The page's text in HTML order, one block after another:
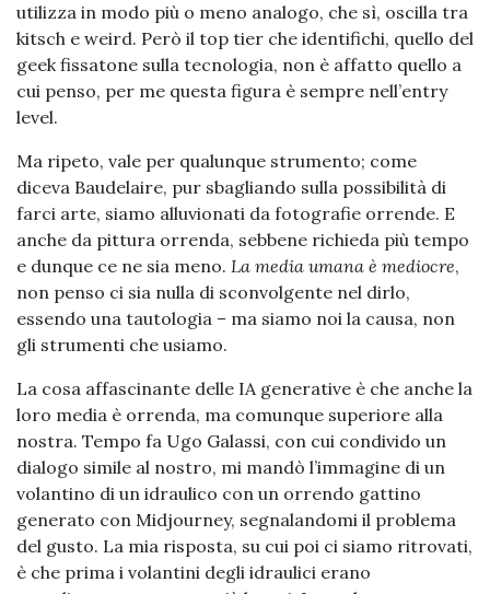
utilizza in modo più o meno analogo, che sì, oscilla tra
kitsch e weird. Però il top tier che identifichi, quello del
geek fissatone sulla tecnologia, non è affatto quello a
cui penso, per me questa figura è sempre nell’entry
level.
Ma ripeto, vale per qualunque strumento; come
diceva Baudelaire, pur sbagliando sulla possibilità di
farci arte, siamo alluvionati da fotografie orrende. E
anche da pittura orrenda, sebbene richieda più tempo
e dunque ce ne sia meno. La media umana è mediocre,
non penso ci sia nulla di sconvolgente nel dirlo,
essendo una tautologia – ma siamo noi la causa, non
gli strumenti che usiamo.
La cosa affascinante delle IA generative è che anche la
loro media è orrenda, ma comunque superiore alla
nostra. Tempo fa Ugo Galassi, con cui condivido un
dialogo simile al nostro, mi mandò l’immagine di un
volantino di un idraulico con un orrendo gattino
generato con Midjourney, segnalandomi il problema
del gusto. La mia risposta, su cui poi ci siamo ritrovati,
è che prima i volantini degli idraulici erano